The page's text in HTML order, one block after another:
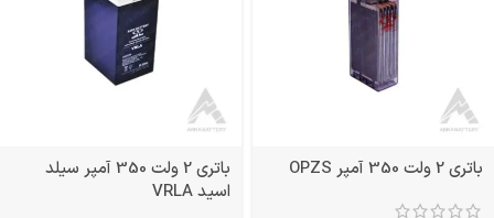
باتری 2 ولت 350 آمپر OPZS
باتری 2 ولت 350 آمپر سیلد
اسید VRLA